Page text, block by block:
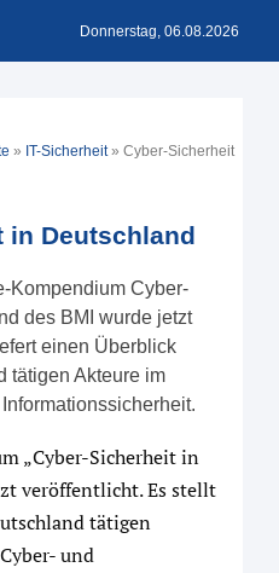
Donnerstag, 06.08.2026
» IT-Sicherheit» Cyber-Sicherheit
in Deutschland
Kompendium Cyber-
des BMI wurde jetzt
einen Überblick
tätigen Akteure im
„Cyber-Sicherheit in
veröffentlicht. Es stellt
tätigen
und